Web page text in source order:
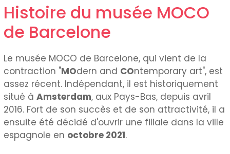
Histoire du musée MOCO
de Barcelone
Le musée MOCO de Barcelone, qui vient de la
contraction "MOdern and COntemporary art", est
assez récent. Indépendant, il est historiquement
situé àAmsterdam, aux Pays-Bas, depuis avril
2016. Fort de son succès et de son attractivité, il a
ensuite été décidé d'ouvrir une filiale dans la ville
espagnole en octobre 2021.